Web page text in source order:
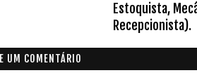
Estoquista,
Recepcionista).
UM COMENTÁRIO